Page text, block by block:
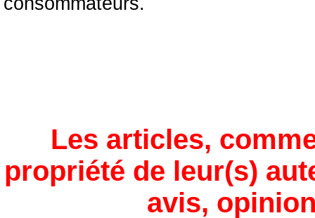
Les articles,
propriété de leur(s)
avis,